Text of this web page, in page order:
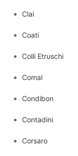
Clai
Coati
Colli Etruschi
Comal
Condibon
Contadini
Corsaro